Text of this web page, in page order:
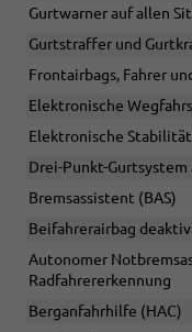
Gurtwarner auf allen
Gurtstraffer und
Frontairbags, Fahrer
Elektronische
Elektronische
Drei-Punkt-
Bremsassistent (BAS)
Beifahrerairbag
Autonomer
Radfahrererkennung
Berganfahrhilfe (HAC)